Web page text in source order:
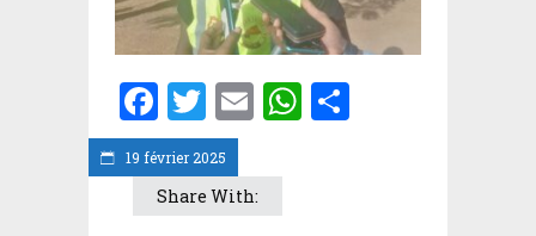
19 février 2025
Facebook
Twitter
EmailWhatsApp
Share With: